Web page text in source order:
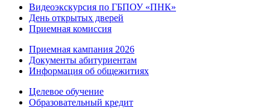
Видеоэкскурсия по ГБПОУ «ПНК»
День открытых дверей
Приемная комиссия
Приемная кампания 2026
Дoкументы абитуриентам
Информация об общежитиях
Целевое обучение
Образовательный кредит